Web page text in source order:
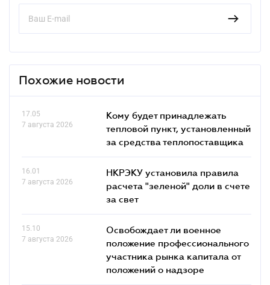
Похожие новости
17.05
7 августа 2026
Кому будет принадлежать
тепловой пункт, установленный
за средства теплопоставщика
16.01
7 августа 2026
НКРЭКУ установила правила
расчета "зеленой" доли в счете
за свет
15.10
7 августа 2026
Освобождает ли военное
положение профессионального
участника рынка капитала от
положений о надзоре